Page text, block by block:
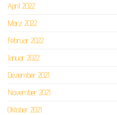
April 2022
März 2022
Februar 2022
Januar 2022
Dezember 2021
November 2021
Oktober 2021